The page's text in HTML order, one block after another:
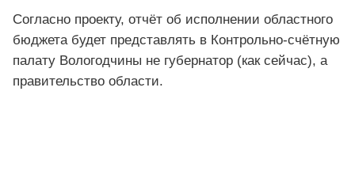
Согласно проекту, отчёт об исполнении областного
бюджета будет представлять в Контрольно-счётную
палату Вологодчины не губернатор (как сейчас), а
правительство области.